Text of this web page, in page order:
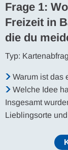
Frage 1:
Freizeit in
die du
Typ:
Warum ist das
Welche Idee
Insgesamt
Lieblingsorte